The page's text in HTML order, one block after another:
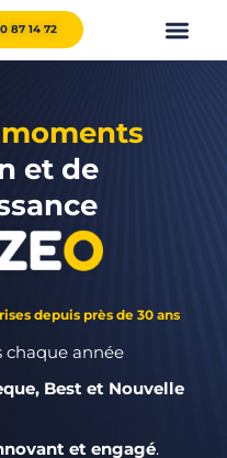
87 14 72
et de
depuis près de 30 ans
année
Best et Nouvelle
et engagé.